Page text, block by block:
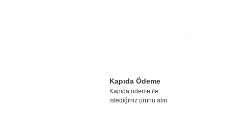
Kapıda Ödeme
Kapıda ödeme ile
istediğiniz ürünü alın